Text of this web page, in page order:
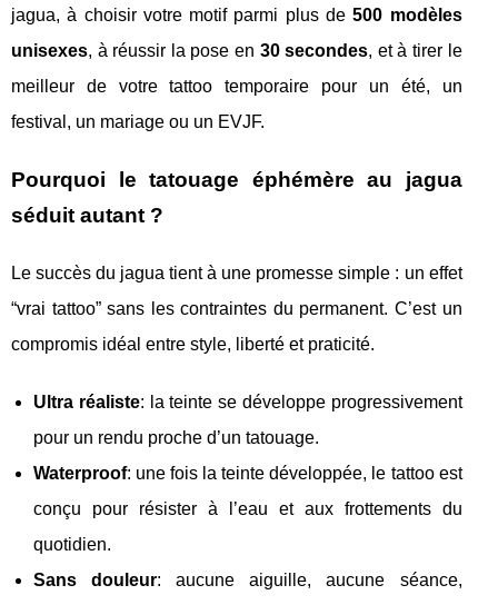
jagua, à choisir votre motif parmi plus de500 modèles
unisexes, à réussir la pose en 30 secondes, et à tirer le
meilleur de votre tattoo temporaire pour un été, un
festival, un mariage ou un EVJF.
Pourquoi le tatouage éphémère au jagua
séduit autant ?
Le succès du jagua tient à une promesse simple : un effet
“vrai tattoo” sans les contraintes du permanent. C’est un
compromis idéal entre style, liberté et praticité.
Ultra réaliste: la teinte se développe progressivement
pour un rendu proche d’un tatouage.
Waterproof: une fois la teinte développée, le tattoo est
conçu pour résister à l’eau et aux frottements du
quotidien.
Sans douleur: aucune aiguille, aucune séance,